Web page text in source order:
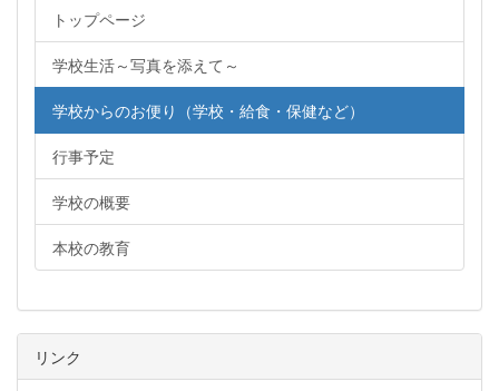
トップページ
学校生活～写真を添えて～
学校からのお便り（学校・給食・保健など）
行事予定
学校の概要
本校の教育
リンク